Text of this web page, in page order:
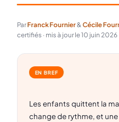
ParFranck Fournier&Cécile
certifiés · mis à jour le 10 juin 2026
EN BREF
Les enfants quittent la
change de rythme, et une